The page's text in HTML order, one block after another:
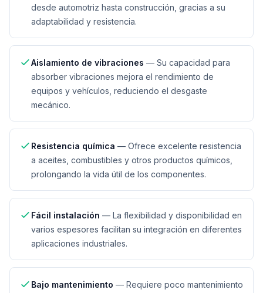
desde automotriz hasta construcción, gracias a su
adaptabilidad y resistencia.
Aislamiento de vibraciones — Su capacidad para
absorber vibraciones mejora el rendimiento de
equipos y vehículos, reduciendo el desgaste
mecánico.
Resistencia química — Ofrece excelente resistencia
a aceites, combustibles y otros productos químicos,
prolongando la vida útil de los componentes.
Fácil instalación — La flexibilidad y disponibilidad en
varios espesores facilitan su integración en diferentes
aplicaciones industriales.
Bajo mantenimiento — Requiere poco mantenimiento